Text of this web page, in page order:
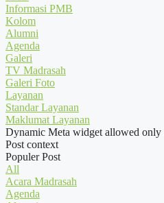
Informasi PMB
Kolom
Alumni
Agenda
Galeri
TV Madrasah
Galeri Foto
Layanan
Standar Layanan
Maklumat Layanan
Dynamic Meta widget allowed only
Post context
Populer Post
All
Acara Madrasah
Agenda